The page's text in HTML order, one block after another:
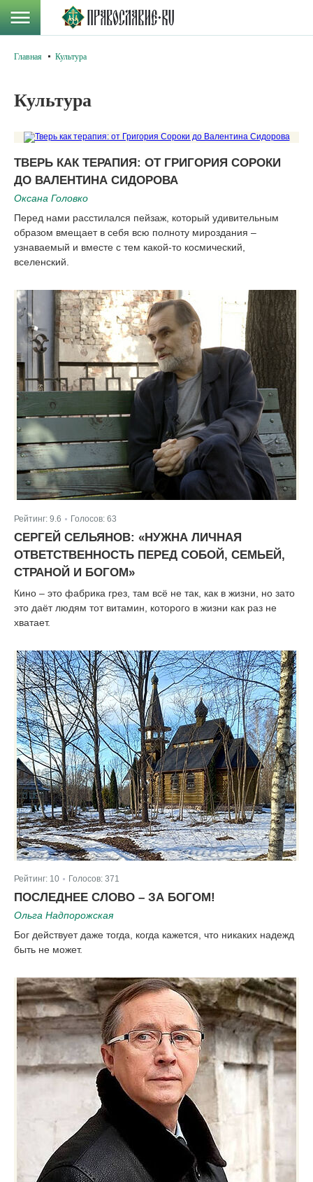
Главная Культура
Культура
ТВЕРЬ КАК ТЕРАПИЯ: ОТ ГРИГОРИЯ СОРОКИ
ДО ВАЛЕНТИНА СИДОРОВА
Оксана Головко
Перед нами расстилался пейзаж, который удивительным
образом вмещает в себя всю полноту мироздания –
узнаваемый и вместе с тем какой-то космический,
вселенский.
Рейтинг: 9.6 Голосов: 63
СЕРГЕЙ СЕЛЬЯНОВ: «НУЖНА ЛИЧНАЯ
ОТВЕТСТВЕННОСТЬ ПЕРЕД СОБОЙ, СЕМЬЕЙ,
СТРАНОЙ И БОГОМ»
Кино – это фабрика грез, там всё не так, как в жизни, но зато
это даёт людям тот витамин, которого в жизни как раз не
хватает.
Рейтинг: 10 Голосов: 371
ПОСЛЕДНЕЕ СЛОВО – ЗА БОГОМ!
Ольга Надпорожская
Бог действует даже тогда, когда кажется, что никаких надежд
быть не может.